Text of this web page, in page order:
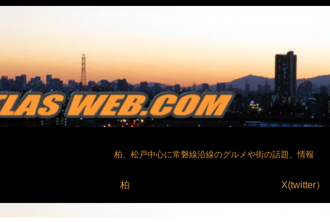
柏、松戸中心に常磐線沿線のグルメや街の話題、情報
柏 X(twitter）